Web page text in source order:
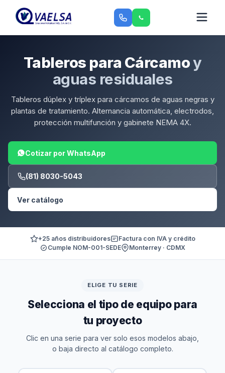
Tableros para Cárcamoy
aguas residuales
Tableros dúplex y tríplex para cárcamos de aguas negras y
plantas de tratamiento. Alternancia automática, electrodos,
protección multifunción y gabinete NEMA 4X.
Cotizar por WhatsApp
(81) 8030-5043
Ver catálogo
+25 años distribuidores
Factura con IVA y crédito
Cumple NOM-001-SEDE
Monterrey · CDMX
ELIGE TU SERIE
Selecciona el tipo de equipo para
tu proyecto
Clic en una serie para ver solo esos modelos abajo,
o baja directo al catálogo completo.